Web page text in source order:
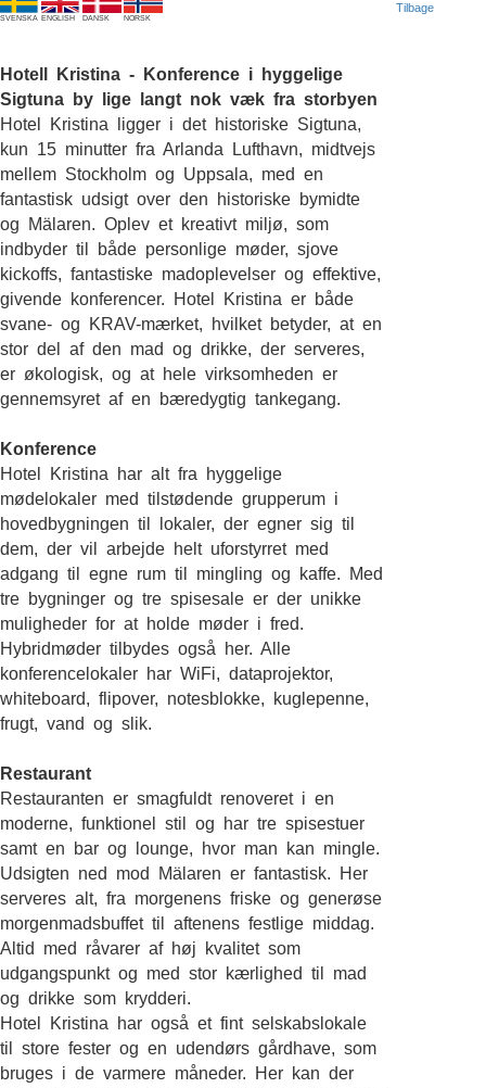
SVENSKA ENGLISH DANSK NORSK
Tilbage
Hotell Kristina - Konference i hyggelige
Sigtuna by lige langt nok væk fra storbyen
Hotel Kristina ligger i det historiske Sigtuna,
kun 15 minutter fra Arlanda Lufthavn, midtvejs
mellem Stockholm og Uppsala, med en
fantastisk udsigt over den historiske bymidte
og Mälaren. Oplev et kreativt miljø, som
indbyder til både personlige møder, sjove
kickoffs, fantastiske madoplevelser og effektive,
givende konferencer. Hotel Kristina er både
svane- og KRAV-mærket, hvilket betyder, at en
stor del af den mad og drikke, der serveres,
er økologisk, og at hele virksomheden er
gennemsyret af en bæredygtig tankegang.
Konference
Hotel Kristina har alt fra hyggelige
mødelokaler med tilstødende grupperum i
hovedbygningen til lokaler, der egner sig til
dem, der vil arbejde helt uforstyrret med
adgang til egne rum til mingling og kaffe. Med
tre bygninger og tre spisesale er der unikke
muligheder for at holde møder i fred.
Hybridmøder tilbydes også her. Alle
konferencelokaler har WiFi, dataprojektor,
whiteboard, flipover, notesblokke, kuglepenne,
frugt, vand og slik.
Restaurant
Restauranten er smagfuldt renoveret i en
moderne, funktionel stil og har tre spisestuer
samt en bar og lounge, hvor man kan mingle.
Udsigten ned mod Mälaren er fantastisk. Her
serveres alt, fra morgenens friske og generøse
morgenmadsbuffet til aftenens festlige middag.
Altid med råvarer af høj kvalitet som
udgangspunkt og med stor kærlighed til mad
og drikke som krydderi.
Hotel Kristina har også et fint selskabslokale
til store fester og en udendørs gårdhave, som
bruges i de varmere måneder. Her kan der